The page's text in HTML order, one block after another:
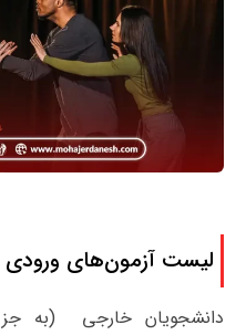
لیست آزمون‌های ورودی
دانشجویان خارجی (به